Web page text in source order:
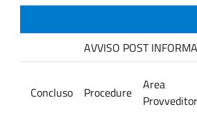
AVVISO POST
Concluso Procedure
Area